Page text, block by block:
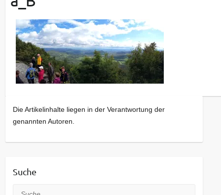
Die Artikelinhalte liegen in der Verantwortung der
genannten Autoren.
Suche
Suche